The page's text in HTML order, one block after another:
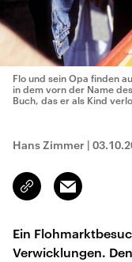
Flo und sein Opa finden
in dem vorn der Name
Buch, das er als Kind
Hans Zimmer |
Link
kopieren/teilen
Email
Ein
Verwicklungen.